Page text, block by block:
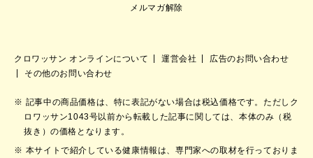
メルマガ解除
クロワッサン オンラインについて 運営会社
広告のお問い合わせ
その他のお問い合わせ
記事中の商品価格は、特に表記がない場合は税込価格です。ただしク
ロワッサン1043号以前から転載した記事に関しては、本体のみ（税
抜き）の価格となります。
本サイトで紹介している健康情報は、専門家への取材を行っておりま